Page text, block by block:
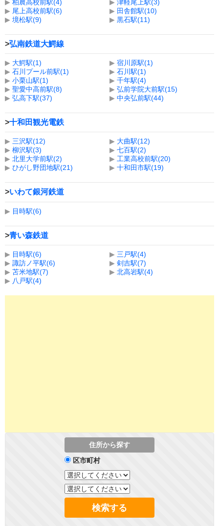
▶ 柏農高校前駅(4) ▶ 津軽尾上駅(3)
▶ 尾上高校前駅(6) ▶ 田舎館駅(10)
▶ 境松駅(9) ▶ 黒石駅(11)
>弘南鉄道大鰐線
▶ 大鰐駅(1) ▶ 宿川原駅(1)
▶ 石川プール前駅(1) ▶ 石川駅(1)
▶ 小栗山駅(1) ▶ 千年駅(4)
▶ 聖愛中高前駅(8) ▶ 弘前学院大前駅(15)
▶ 弘高下駅(37) ▶ 中央弘前駅(44)
>十和田観光電鉄
▶ 三沢駅(12) ▶ 大曲駅(12)
▶ 柳沢駅(3) ▶ 七百駅(2)
▶ 北里大学前駅(2) ▶ 工業高校前駅(20)
▶ ひがし野団地駅(21) ▶ 十和田市駅(19)
>いわて銀河鉄道
▶ 目時駅(6)
>青い森鉄道
▶ 目時駅(6) ▶ 三戸駅(4)
▶ 諏訪ノ平駅(6) ▶ 剣吉駅(7)
▶ 苫米地駅(7) ▶ 北高岩駅(4)
▶ 八戸駅(4)
住所から探す
区市町村
検索する